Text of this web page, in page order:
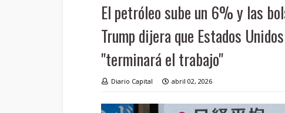
El petróleo sube un 6% y las
Trump dijera que Estados
"terminará el trabajo"
Diario Capital abril 02, 2026